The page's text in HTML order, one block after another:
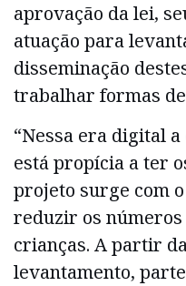
aprovação da lei,
atuação para
disseminação
trabalhar formas
“Nessa era digital
está propícia a ter
projeto surge com
reduzir os
crianças. A partir
levantamento,